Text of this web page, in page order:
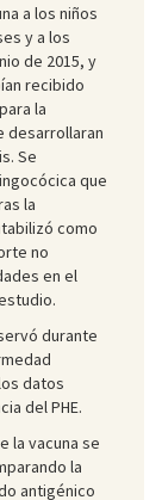
a los niños
y a los
de 2015, y
recibido
la
desarrollaran
Se
que
la
como
no
en el
durante
datos
del PHE.
la vacuna se
la
antigénico